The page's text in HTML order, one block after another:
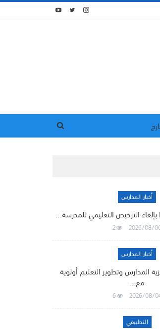
أخبار المدارس
بإلغاء الترخيص التعليمي للمدرسة…
2026/08/
2
أخبار المدارس
المدارس وتطوير التعليم أولوية
مع…
2026/08/
6
التطبيقي